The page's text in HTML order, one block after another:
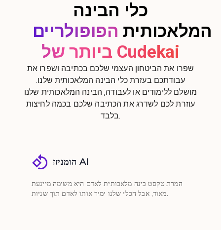
כלי הבינה
המלאכותית הפופולריים
ביותר של Cudekai
שפרו את הביטחון העצמי שלכם בכתיבה ושפרו את
עבודתכם בעזרת כלי הבינה המלאכותית שלנו.
מושלם ללימודים או לעבודה, הבינה המלאכותית שלנו
עוזרת לכם לשדרג את הכתיבה שלכם בכמה לחיצות
בלבד.
הומניזז AI
המרת טקסט בינה מלאכותית לאדם היא משימה מייגעת
מאוד, אבל הכלי שלנו ימיר אותו לאדם תוך שניות.